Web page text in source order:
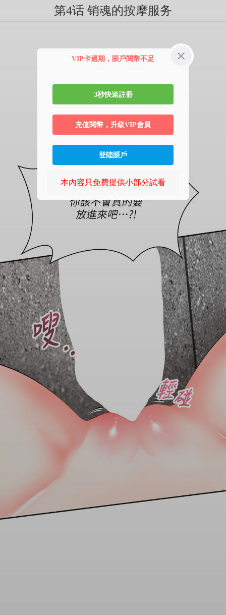
第4话 销魂的按摩服务
VIP卡過期，賬戶閱幣不足
3秒快速註冊
充值閱幣，升級VIP會員
登陸賬戶
本內容只免費提供小部分試看